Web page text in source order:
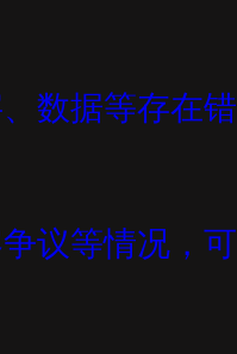
数据等存在
议等情况，